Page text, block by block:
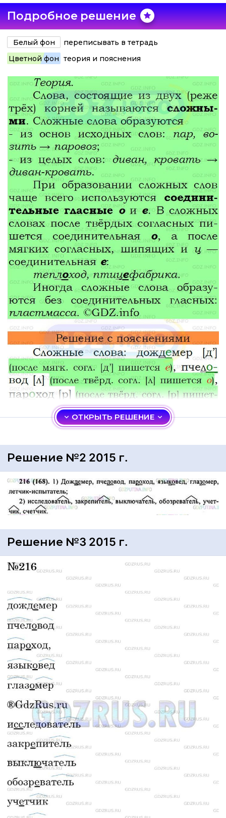
Подробное решение
Белый фон
переписывать в тетрадь
Цветной фон теория и пояснения
ОТКРЫТЬ РЕШЕНИЕ
Решение №2 2015 г.
Решение №3 2015 г.